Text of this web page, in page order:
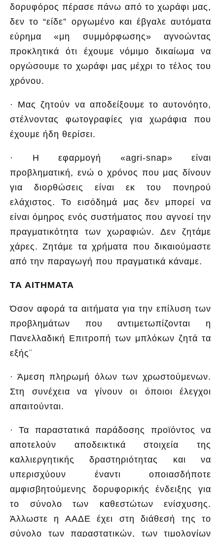
δορυφόρος πέρασε πάνω από το χωράφι μας,
δεν το “είδε” οργωμένο και έβγαλε αυτόματα
εύρημα «μη συμμόρφωσης» αγνοώντας
προκλητικά ότι έχουμε νόμιμο δικαίωμα να
οργώσουμε το χωράφι μας μέχρι το τέλος του
χρόνου.
· Μας ζητούν να αποδείξουμε το αυτονόητο,
στέλνοντας φωτογραφίες για χωράφια που
έχουμε ήδη θερίσει.
· Η εφαρμογή «agri-snap» είναι
προβληματική, ενώ ο χρόνος που μας δίνουν
για διορθώσεις είναι εκ του πονηρού
ελάχιστος. Το εισόδημά μας δεν μπορεί να
είναι όμηρος ενός συστήματος που αγνοεί την
πραγματικότητα των χωραφιών. Δεν ζητάμε
χάρες. Ζητάμε τα χρήματα που δικαιούμαστε
από την παραγωγή που πραγματικά κάναμε.
ΤΑ ΑΙΤΗΜΑΤΑ
Όσον αφορά τα αιτήματα για την επίλυση των
προβλημάτων που αντιμετωπίζονται η
Πανελλαδική Επιτροπή των μπλόκων ζητά τα
εξής¨
· Άμεση πληρωμή όλων των χρωστούμενων.
Στη συνέχεια να γίνουν οι όποιοι έλεγχοι
απαιτούνται.
· Τα παραστατικά παράδοσης προϊόντος να
αποτελούν αποδεικτικά στοιχεία της
καλλιεργητικής δραστηριότητας και να
υπερισχύουν έναντι οποιασδήποτε
αμφισβητούμενης δορυφορικής ένδειξης για
το σύνολο των καθεστώτων ενίσχυσης.
Άλλωστε η ΑΑΔΕ έχει στη διάθεσή της το
σύνολο των παραστατικών, των τιμολογίων